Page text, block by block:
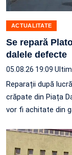
ACTUALITATE
Se repară
dalele defecte
05.08.26 19:09
Reparații după
crăpate din Piața
vor fi achitate din